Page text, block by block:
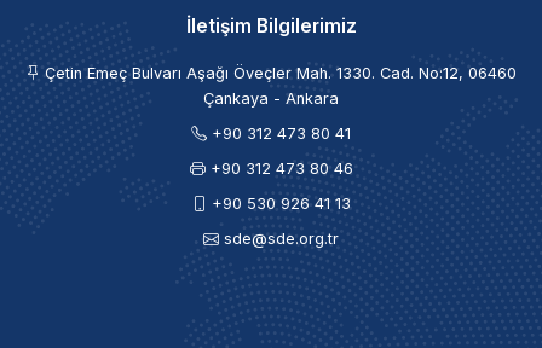
İletişim Bilgilerimiz
Çetin Emeç Bulvarı Aşağı Öveçler Mah. 1330. Cad. No:12, 06460
Çankaya - Ankara
+90 312 473 80 41
+90 312 473 80 46
+90 530 926 41 13
sde@sde.org.tr